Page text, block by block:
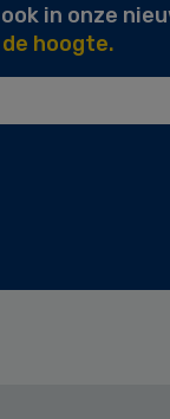
in onze
hoogte.